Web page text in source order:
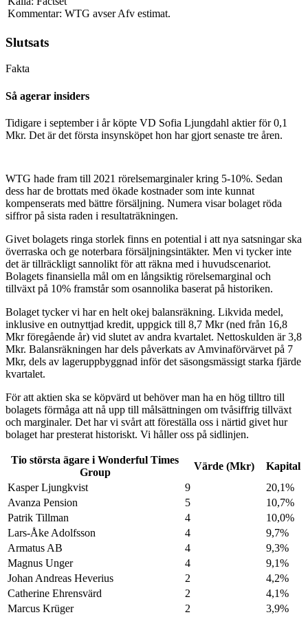
Kommentar: WTG avser Afv estimat.
Slutsats
Fakta
Så agerar insiders
Tidigare i september i år köpte VD Sofia Ljungdahl aktier för 0,1
Mkr. Det är det första insynsköpet hon har gjort senaste tre åren.
WTG hade fram till 2021 rörelsemarginaler kring 5-10%. Sedan
dess har de brottats med ökade kostnader som inte kunnat
kompenserats med bättre försäljning. Numera visar bolaget röda
siffror på sista raden i resultaträkningen.
Givet bolagets ringa storlek finns en potential i att nya satsningar ska
överraska och ge noterbara försäljningsintäkter. Men vi tycker inte
det är tillräckligt sannolikt för att räkna med i huvudscenariot.
Bolagets finansiella mål om en långsiktig rörelsemarginal och
tillväxt på 10% framstår som osannolika baserat på historiken.
Bolaget tycker vi har en helt okej balansräkning. Likvida medel,
inklusive en outnyttjad kredit, uppgick till 8,7 Mkr (ned från 16,8
Mkr föregående år) vid slutet av andra kvartalet. Nettoskulden är 3,8
Mkr. Balansräkningen har dels påverkats av Amvinaförvärvet på 7
Mkr, dels av lageruppbyggnad inför det säsongsmässigt starka fjärde
kvartalet.
För att aktien ska se köpvärd ut behöver man ha en hög tilltro till
bolagets förmåga att nå upp till målsättningen om tvåsiffrig tillväxt
och marginaler. Det har vi svårt att föreställa oss i närtid givet hur
bolaget har presterat historiskt. Vi håller oss på sidlinjen.
Tio största ägare i Wonderful Times
Group
Värde (Mkr)
Kapital
Kasper Ljungkvist
9
20,1%
Avanza Pension
5
10,7%
Patrik Tillman
4
10,0%
Lars-Åke Adolfsson
4
9,7%
Armatus AB
4
9,3%
Magnus Unger
4
9,1%
Johan Andreas Heverius
2
4,2%
Catherine Ehrensvärd
2
4,1%
Marcus Krüger
2
3,9%